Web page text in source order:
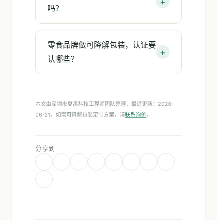
吗？
零食品牌做可降解包装，认证要
认哪些？
本文由深圳市夏禹科技工程师团队整理，最近更新：2026-
06-21。如需可降解包装定制方案，请联系询价。
分享到